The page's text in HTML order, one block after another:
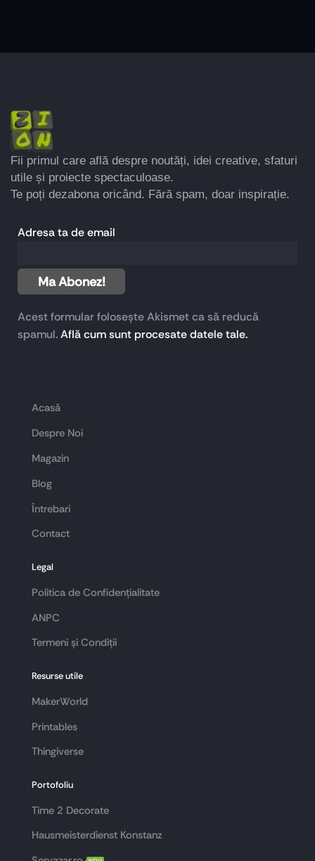
Fii primul care află despre noutăți, idei creative, sfaturi
utile și proiecte spectaculoase.
Te poți dezabona oricând. Fără spam, doar inspirație.
Adresa ta de email
Acest formular folosește Akismet ca să reducă
spamul.Află cum sunt procesate datele tale.
Acasă
Despre Noi
Magazin
Blog
Întrebari
Contact
Legal
Politica de Confidențialitate
ANPC
Termeni și Condiții
Resurse utile
MakerWorld
Printables
Thingiverse
Portofoliu
Time 2 Decorate
Hausmeisterdienst Konstanz